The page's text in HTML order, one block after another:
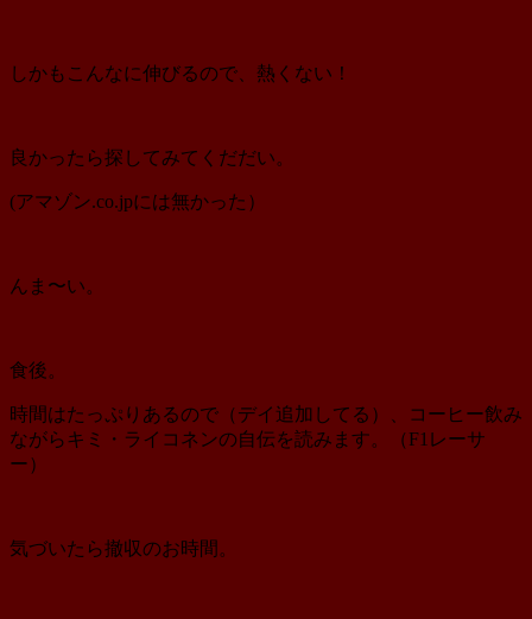
しかもこんなに伸びるので、熱くない！
良かったら探してみてくだだい。
(アマゾン.co.jpには無かった）
んま〜い。
食後。
時間はたっぷりあるので（デイ追加してる）、コーヒー飲み
ながらキミ・ライコネンの自伝を読みます。（F1レーサ
ー）
気づいたら撤収のお時間。